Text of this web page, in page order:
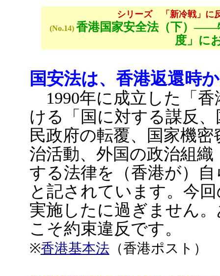
シリーズ 「新冷戦」に
(No.14) 香港国家安全法（下）――
度」に
国安法は、香港返還時
1990年に成立した「香
ける「国に対する謀反
民政府の転覆、国家機
治活動、外国の政治組
する法律を（香港が）
と記されています。今
実施したに過ぎません
こそ約束違反です。
※香港基本法 （香港ポスト）